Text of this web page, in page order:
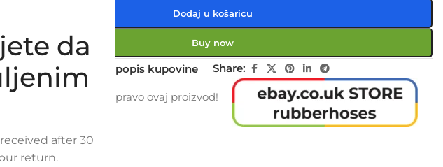
da
after 30
return.
Dodaj u košaricu
Buy now
Usporedi Dodaj na popis kupovine Share:
Osoba gleda upravo ovaj proizvod!
plaćanja: